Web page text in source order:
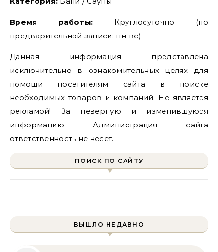
Время работы: Круглосуточно (по
предварительной записи: пн-вс)
Данная информация представлена
исключительно в ознакомительных целях для
помощи посетителям сайта в поиске
необходимых товаров и компаний. Не является
рекламой! За неверную и изменившуюся
информацию Администрация сайта
ответственность не несет.
ПОИСК ПО САЙТУ
ВЫШЛО НЕДАВНО